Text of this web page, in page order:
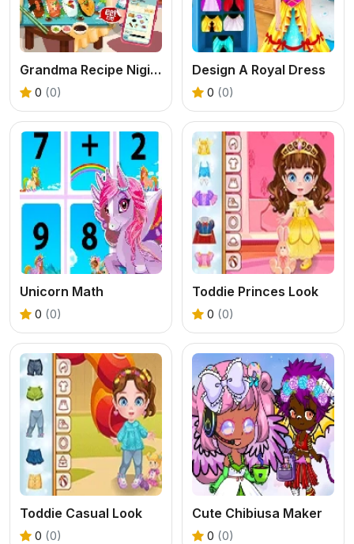
Grandma Recipe Nigiri Sushi
0 (0)
Design A Royal Dress
0 (0)
Unicorn Math
0 (0)
Toddie Princes Look
0 (0)
Toddie Casual Look
0 (0)
Cute Chibiusa Maker
0 (0)